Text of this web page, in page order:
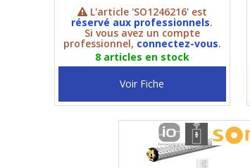
L'article 'SO1246216' est
réservé aux professionnels.
Si vous avez un compte
professionnel, connectez-vous.
8 articles en stock
Voir Fiche